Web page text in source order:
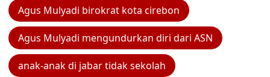
Agus Mulyadi birokrat kota cirebon
Agus Mulyadi mengundurkan diri dari ASN
anak-anak di jabar tidak sekolah